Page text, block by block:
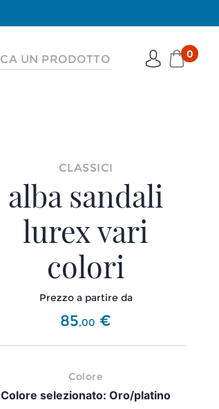
0
CLASSICI
alba sandali
lurex vari
colori
Prezzo a partire da
85,00 €
Colore
Colore selezionato:Oro/platino